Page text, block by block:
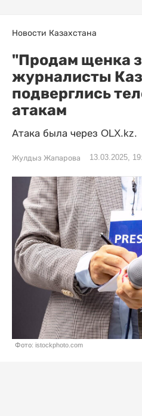
Новости Казахстана
"Продам щенка
журналисты
подверглись
атакам
Атака была через OLX.kz.
Жулдыз Жапарова 13.03.2025,
Фото: istockphoto.com